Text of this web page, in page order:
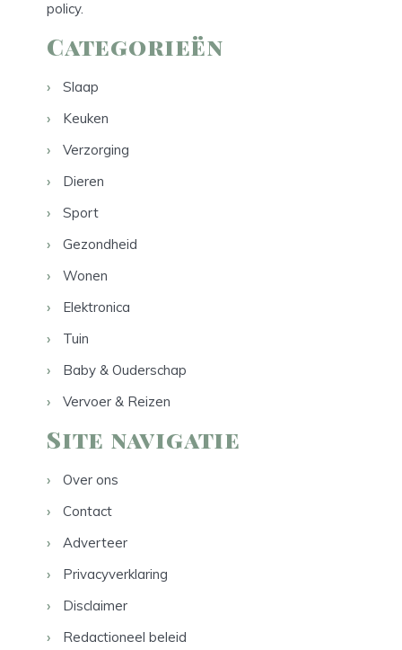
policy.
Categorieën
Slaap
Keuken
Verzorging
Dieren
Sport
Gezondheid
Wonen
Elektronica
Tuin
Baby & Ouderschap
Vervoer & Reizen
Site navigatie
Over ons
Contact
Adverteer
Privacyverklaring
Disclaimer
Redactioneel beleid